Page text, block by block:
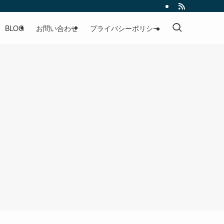
BLOG お問い合わせ プライバシーポリシー